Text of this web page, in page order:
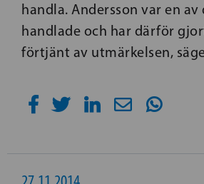
handla. Andersson var en av
handlade och har därför
förtjänt av utmärkelsen,